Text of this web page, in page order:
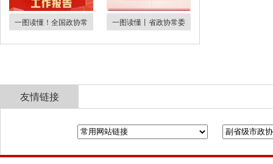
一图读懂！全国政协常 一图读懂丨省政协常委
友情链接